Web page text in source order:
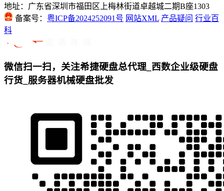
地址：广东省深圳市福田区上梅林街道卓越城二期B座1303
备案号： 粤ICP备2024252091号 网站XML 产品疑问 行业百
科
微信扫一扫，关注希捷硬盘总代理_西数企业级硬盘
行货_服务器机械硬盘批发